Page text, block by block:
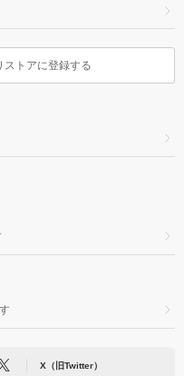
ストアに登録する
X（旧Twitter）